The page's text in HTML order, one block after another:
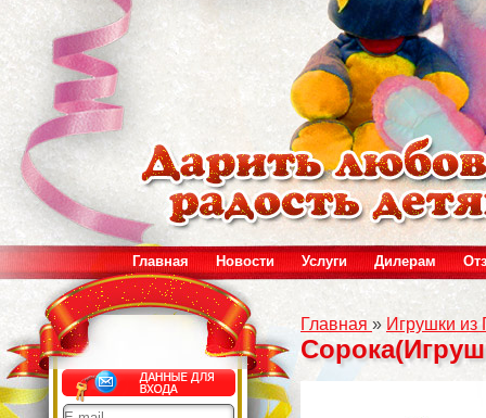
Главная Новости Услуги Дилерам
Главная » Игрушки